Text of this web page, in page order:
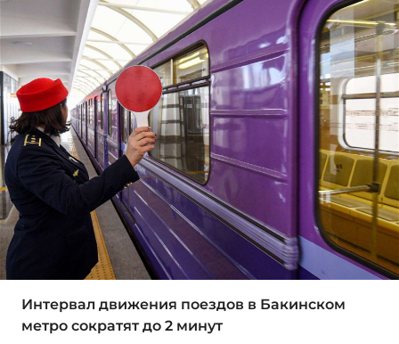
Интервал движения поездов в Бакинском
метро сократят до 2 минут